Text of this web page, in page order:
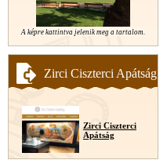
A képre kattintva jelenik meg a tartalom.
Zirci Ciszterci Apátság
Zirci Ciszterci
Apátság